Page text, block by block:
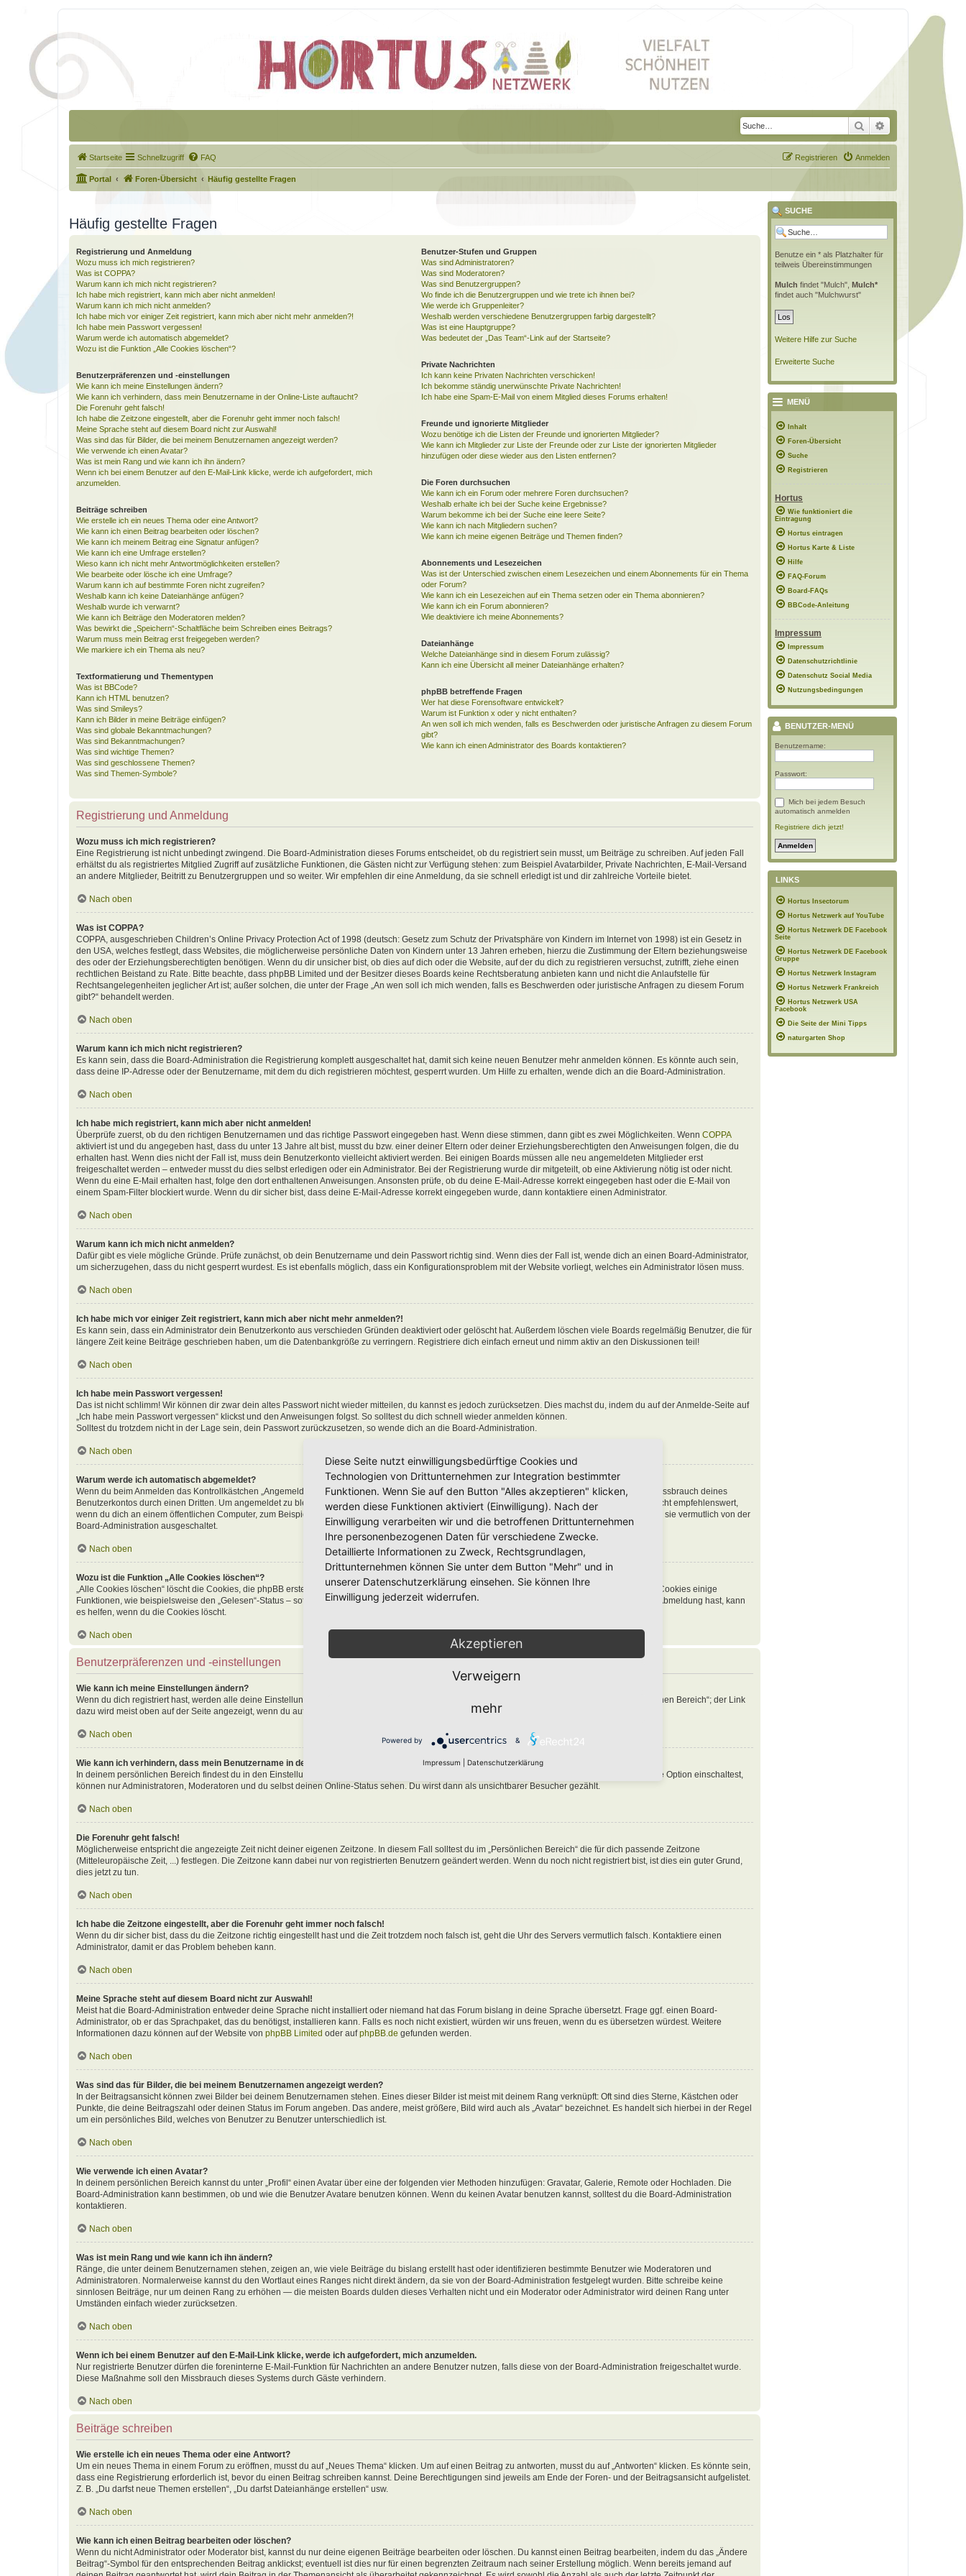
Suche Erweiterte Suche
Startseite Schnellzugriff FAQ Anmelden
Registrieren
Portal Foren-Übersicht Häufig gestellte Fragen
Häufig gestellte Fragen
Registrierung und Anmeldung
Wozu muss ich mich registrieren?
Was ist COPPA?
Warum kann ich mich nicht registrieren?
Ich habe mich registriert, kann mich aber nicht anmelden!
Warum kann ich mich nicht anmelden?
Ich habe mich vor einiger Zeit registriert, kann mich aber nicht mehr anmelden?!
Ich habe mein Passwort vergessen!
Warum werde ich automatisch abgemeldet?
Wozu ist die Funktion „Alle Cookies löschen“?
Benutzerpräferenzen und -einstellungen
Wie kann ich meine Einstellungen ändern?
Wie kann ich verhindern, dass mein Benutzername in der Online-Liste auftaucht?
Die Forenuhr geht falsch!
Ich habe die Zeitzone eingestellt, aber die Forenuhr geht immer noch falsch!
Meine Sprache steht auf diesem Board nicht zur Auswahl!
Was sind das für Bilder, die bei meinem Benutzernamen angezeigt werden?
Wie verwende ich einen Avatar?
Was ist mein Rang und wie kann ich ihn ändern?
Wenn ich bei einem Benutzer auf den E-Mail-Link klicke, werde ich aufgefordert, mich
anzumelden.
Beiträge schreiben
Wie erstelle ich ein neues Thema oder eine Antwort?
Wie kann ich einen Beitrag bearbeiten oder löschen?
Wie kann ich meinem Beitrag eine Signatur anfügen?
Wie kann ich eine Umfrage erstellen?
Wieso kann ich nicht mehr Antwortmöglichkeiten erstellen?
Wie bearbeite oder lösche ich eine Umfrage?
Warum kann ich auf bestimmte Foren nicht zugreifen?
Weshalb kann ich keine Dateianhänge anfügen?
Weshalb wurde ich verwarnt?
Wie kann ich Beiträge den Moderatoren melden?
Was bewirkt die „Speichern“-Schaltfläche beim Schreiben eines Beitrags?
Warum muss mein Beitrag erst freigegeben werden?
Wie markiere ich ein Thema als neu?
Textformatierung und Thementypen
Was ist BBCode?
Kann ich HTML benutzen?
Was sind Smileys?
Kann ich Bilder in meine Beiträge einfügen?
Was sind globale Bekanntmachungen?
Was sind Bekanntmachungen?
Was sind wichtige Themen?
Was sind geschlossene Themen?
Was sind Themen-Symbole?
Benutzer-Stufen und Gruppen
Was sind Administratoren?
Was sind Moderatoren?
Was sind Benutzergruppen?
Wo finde ich die Benutzergruppen und wie trete ich ihnen bei?
Wie werde ich Gruppenleiter?
Weshalb werden verschiedene Benutzergruppen farbig dargestellt?
Was ist eine Hauptgruppe?
Was bedeutet der „Das Team“-Link auf der Startseite?
Private Nachrichten
Ich kann keine Privaten Nachrichten verschicken!
Ich bekomme ständig unerwünschte Private Nachrichten!
Ich habe eine Spam-E-Mail von einem Mitglied dieses Forums erhalten!
Freunde und ignorierte Mitglieder
Wozu benötige ich die Listen der Freunde und ignorierten Mitglieder?
Wie kann ich Mitglieder zur Liste der Freunde oder zur Liste der ignorierten Mitglieder
hinzufügen oder diese wieder aus den Listen entfernen?
Die Foren durchsuchen
Wie kann ich ein Forum oder mehrere Foren durchsuchen?
Weshalb erhalte ich bei der Suche keine Ergebnisse?
Warum bekomme ich bei der Suche eine leere Seite?
Wie kann ich nach Mitgliedern suchen?
Wie kann ich meine eigenen Beiträge und Themen finden?
Abonnements und Lesezeichen
Was ist der Unterschied zwischen einem Lesezeichen und einem Abonnements für ein Thema
oder Forum?
Wie kann ich ein Lesezeichen auf ein Thema setzen oder ein Thema abonnieren?
Wie kann ich ein Forum abonnieren?
Wie deaktiviere ich meine Abonnements?
Dateianhänge
Welche Dateianhänge sind in diesem Forum zulässig?
Kann ich eine Übersicht all meiner Dateianhänge erhalten?
phpBB betreffende Fragen
Wer hat diese Forensoftware entwickelt?
Warum ist Funktion x oder y nicht enthalten?
An wen soll ich mich wenden, falls es Beschwerden oder juristische Anfragen zu diesem Forum
gibt?
Wie kann ich einen Administrator des Boards kontaktieren?
Registrierung und Anmeldung
Wozu muss ich mich registrieren?
Eine Registrierung ist nicht unbedingt zwingend. Die Board-Administration dieses Forums entscheidet, ob du registriert sein musst, um Beiträge zu schreiben. Auf jeden Fall
erhältst du als registriertes Mitglied Zugriff auf zusätzliche Funktionen, die Gästen nicht zur Verfügung stehen: zum Beispiel Avatarbilder, Private Nachrichten, E-Mail-Versand
an andere Mitglieder, Beitritt zu Benutzergruppen und so weiter. Wir empfehlen dir eine Anmeldung, da sie schnell erledigt ist und dir zahlreiche Vorteile bietet.
Nach oben
Was ist COPPA?
COPPA, ausgeschrieben Children’s Online Privacy Protection Act of 1998 (deutsch: Gesetz zum Schutz der Privatsphäre von Kindern im Internet von 1998) ist ein Gesetz in
den USA, welches festlegt, dass Websites, die möglicherweise persönliche Daten von Kindern unter 13 Jahren erheben, hierzu die Zustimmung der Eltern beziehungsweise
des oder der Erziehungsberechtigten benötigen. Wenn du dir unsicher bist, ob dies auf dich oder die Website, auf der du dich zu registrieren versuchst, zutrifft, ziehe einen
rechtlichen Beistand zu Rate. Bitte beachte, dass phpBB Limited und der Besitzer dieses Boards keine Rechtsberatung anbieten kann und nicht die Anlaufstelle für
Rechtsangelegenheiten jeglicher Art ist; außer solchen, die unter der Frage „An wen soll ich mich wenden, falls es Beschwerden oder juristische Anfragen zu diesem Forum
gibt?“ behandelt werden.
Nach oben
Warum kann ich mich nicht registrieren?
Es kann sein, dass die Board-Administration die Registrierung komplett ausgeschaltet hat, damit sich keine neuen Benutzer mehr anmelden können. Es könnte auch sein,
dass deine IP-Adresse oder der Benutzername, mit dem du dich registrieren möchtest, gesperrt wurden. Um Hilfe zu erhalten, wende dich an die Board-Administration.
Nach oben
Ich habe mich registriert, kann mich aber nicht anmelden!
Überprüfe zuerst, ob du den richtigen Benutzernamen und das richtige Passwort eingegeben hast. Wenn diese stimmen, dann gibt es zwei Möglichkeiten. Wenn COPPA
aktiviert ist und du angegeben hast, dass du unter 13 Jahre alt bist, musst du bzw. einer deiner Eltern oder deiner Erziehungsberechtigten den Anweisungen folgen, die du
erhalten hast. Wenn dies nicht der Fall ist, muss dein Benutzerkonto vielleicht aktiviert werden. Bei einigen Boards müssen alle neu angemeldeten Mitglieder erst
freigeschaltet werden – entweder musst du dies selbst erledigen oder ein Administrator. Bei der Registrierung wurde dir mitgeteilt, ob eine Aktivierung nötig ist oder nicht.
Wenn du eine E-Mail erhalten hast, folge den dort enthaltenen Anweisungen. Ansonsten prüfe, ob du deine E-Mail-Adresse korrekt eingegeben hast oder die E-Mail von
einem Spam-Filter blockiert wurde. Wenn du dir sicher bist, dass deine E-Mail-Adresse korrekt eingegeben wurde, dann kontaktiere einen Administrator.
Nach oben
Warum kann ich mich nicht anmelden?
Dafür gibt es viele mögliche Gründe. Prüfe zunächst, ob dein Benutzername und dein Passwort richtig sind. Wenn dies der Fall ist, wende dich an einen Board-Administrator,
um sicherzugehen, dass du nicht gesperrt wurdest. Es ist ebenfalls möglich, dass ein Konfigurationsproblem mit der Website vorliegt, welches ein Administrator lösen muss.
Nach oben
Ich habe mich vor einiger Zeit registriert, kann mich aber nicht mehr anmelden?!
Es kann sein, dass ein Administrator dein Benutzerkonto aus verschieden Gründen deaktiviert oder gelöscht hat. Außerdem löschen viele Boards regelmäßig Benutzer, die für
längere Zeit keine Beiträge geschrieben haben, um die Datenbankgröße zu verringern. Registriere dich einfach erneut und nimm aktiv an den Diskussionen teil!
Nach oben
Ich habe mein Passwort vergessen!
Das ist nicht schlimm! Wir können dir zwar dein altes Passwort nicht wieder mitteilen, du kannst es jedoch zurücksetzen. Dies machst du, indem du auf der Anmelde-Seite auf
„Ich habe mein Passwort vergessen“ klickst und den Anweisungen folgst. So solltest du dich schnell wieder anmelden können.
Solltest du trotzdem nicht in der Lage sein, dein Passwort zurückzusetzen, so wende dich an die Board-Administration.
Nach oben
Warum werde ich automatisch abgemeldet?
Wenn du beim Anmelden das Kontrollkästchen „Angemeldet bleiben“ nicht auswählst, wirst du nur für eine Sitzung angemeldet. Dies verhindert den Missbrauch deines
Benutzerkontos durch einen Dritten. Um angemeldet zu bleiben, kannst du das Kästchen „Angemeldet bleiben“ beim Anmelden auswählen. Dies ist nicht empfehlenswert,
wenn du dich an einem öffentlichen Computer, zum Beispiel in einem Internetcafé, befindest. Wenn diese Option nicht zur Verfügung steht, dann wurde sie vermutlich von der
Board-Administration ausgeschaltet.
Nach oben
Wozu ist die Funktion „Alle Cookies löschen“?
„Alle Cookies löschen“ löscht die Cookies, die phpBB erstellt hat und die dafür sorgen, dass du im Forum angemeldet bleibst. Außerdem ermöglichen Cookies einige
Funktionen, wie beispielsweise den „Gelesen“-Status – sofern sie von der Board-Administration aktiviert wurden. Wenn du Probleme bei der An- oder Abmeldung hast, kann
es helfen, wenn du die Cookies löscht.
Nach oben
Benutzerpräferenzen und -einstellungen
Wie kann ich meine Einstellungen ändern?
Wenn du dich registriert hast, werden alle deine Einstellungen in der Datenbank des Boards gespeichert. Um diese zu ändern, gehe in den „Persönlichen Bereich“; der Link
dazu wird meist oben auf der Seite angezeigt, wenn du auf deinen Benutzernamen klickst. Dort kannst du alle deine Einstellungen ändern.
Nach oben
Wie kann ich verhindern, dass mein Benutzername in der Online-Liste auftaucht?
In deinem persönlichen Bereich findest du in den Einstellungen eine Option „Meinen Online-Status während dieser Sitzung verbergen“. Wenn du diese Option einschaltest,
können nur Administratoren, Moderatoren und du selbst deinen Online-Status sehen. Du wirst dann als unsichtbarer Besucher gezählt.
Nach oben
Die Forenuhr geht falsch!
Möglicherweise entspricht die angezeigte Zeit nicht deiner eigenen Zeitzone. In diesem Fall solltest du im „Persönlichen Bereich“ die für dich passende Zeitzone
(Mitteleuropäische Zeit, ...) festlegen. Die Zeitzone kann dabei nur von registrierten Benutzern geändert werden. Wenn du noch nicht registriert bist, ist dies ein guter Grund,
dies jetzt zu tun.
Nach oben
Ich habe die Zeitzone eingestellt, aber die Forenuhr geht immer noch falsch!
Wenn du dir sicher bist, dass du die Zeitzone richtig eingestellt hast und die Zeit trotzdem noch falsch ist, geht die Uhr des Servers vermutlich falsch. Kontaktiere einen
Administrator, damit er das Problem beheben kann.
Nach oben
Meine Sprache steht auf diesem Board nicht zur Auswahl!
Meist hat die Board-Administration entweder deine Sprache nicht installiert oder niemand hat das Forum bislang in deine Sprache übersetzt. Frage ggf. einen Board-
Administrator, ob er das Sprachpaket, das du benötigst, installieren kann. Falls es noch nicht existiert, würden wir uns freuen, wenn du es übersetzen würdest. Weitere
Informationen dazu können auf der Website von phpBB Limited oder aufphpBB.de gefunden werden.
Nach oben
Was sind das für Bilder, die bei meinem Benutzernamen angezeigt werden?
In der Beitragsansicht können zwei Bilder bei deinem Benutzernamen stehen. Eines dieser Bilder ist meist mit deinem Rang verknüpft: Oft sind dies Sterne, Kästchen oder
Punkte, die deine Beitragszahl oder deinen Status im Forum angeben. Das andere, meist größere, Bild wird auch als „Avatar“ bezeichnet. Es handelt sich hierbei in der Regel
um ein persönliches Bild, welches von Benutzer zu Benutzer unterschiedlich ist.
Nach oben
Wie verwende ich einen Avatar?
In deinem persönlichen Bereich kannst du unter „Profil“ einen Avatar über eine der folgenden vier Methoden hinzufügen: Gravatar, Galerie, Remote oder Hochladen. Die
Board-Administration kann bestimmen, ob und wie die Benutzer Avatare benutzen können. Wenn du keinen Avatar benutzen kannst, solltest du die Board-Administration
kontaktieren.
Nach oben
Was ist mein Rang und wie kann ich ihn ändern?
Ränge, die unter deinem Benutzernamen stehen, zeigen an, wie viele Beiträge du bislang erstellt hast oder identifizieren bestimmte Benutzer wie Moderatoren und
Administratoren. Normalerweise kannst du den Wortlaut eines Ranges nicht direkt ändern, da sie von der Board-Administration festgelegt wurden. Bitte schreibe keine
sinnlosen Beiträge, nur um deinen Rang zu erhöhen — die meisten Boards dulden dieses Verhalten nicht und ein Moderator oder Administrator wird deinen Rang unter
Umständen einfach wieder zurücksetzen.
Nach oben
Wenn ich bei einem Benutzer auf den E-Mail-Link klicke, werde ich aufgefordert, mich anzumelden.
Nur registrierte Benutzer dürfen die foreninterne E-Mail-Funktion für Nachrichten an andere Benutzer nutzen, falls diese von der Board-Administration freigeschaltet wurde.
Diese Maßnahme soll den Missbrauch dieses Systems durch Gäste verhindern.
Nach oben
Beiträge schreiben
Wie erstelle ich ein neues Thema oder eine Antwort?
Um ein neues Thema in einem Forum zu eröffnen, musst du auf „Neues Thema“ klicken. Um auf einen Beitrag zu antworten, musst du auf „Antworten“ klicken. Es könnte sein,
dass eine Registrierung erforderlich ist, bevor du einen Beitrag schreiben kannst. Deine Berechtigungen sind jeweils am Ende der Foren- und der Beitragsansicht aufgelistet.
Z. B. „Du darfst neue Themen erstellen“, „Du darfst Dateianhänge erstellen“ usw.
Nach oben
Wie kann ich einen Beitrag bearbeiten oder löschen?
Wenn du nicht Administrator oder Moderator bist, kannst du nur deine eigenen Beiträge bearbeiten oder löschen. Du kannst einen Beitrag bearbeiten, indem du das „Ändere
Beitrag“-Symbol für den entsprechenden Beitrag anklickst; eventuell ist dies nur für einen begrenzten Zeitraum nach seiner Erstellung möglich. Wenn bereits jemand auf
SUCHE
Benutze ein * als Platzhalter für
teilweis Übereinstimmungen
Mulch findet "Mulch", Mulch*
findet auch "Mulchwurst"
Weitere Hilfe zur Suche
Erweiterte Suche
MENÜ
Inhalt
Foren-Übersicht
Suche
Registrieren
Hortus
Wie funktioniert die
Eintragung
Hortus eintragen
Hortus Karte & Liste
Hilfe
FAQ-Forum
Board-FAQs
BBCode-Anleitung
Impressum
Impressum
Datenschutzrichtlinie
Datenschutz Social Media
Nutzungsbedingungen
BENUTZER-MENÜ
Benutzername:
Passwort:
Mich bei jedem Besuch
automatisch anmelden
Registriere dich jetzt!
LINKS
Hortus Insectorum
Hortus Netzwerk auf YouTube
Hortus Netzwerk DE Facebook
Seite
Hortus Netzwerk DE Facebook
Gruppe
Hortus Netzwerk Instagram
Hortus Netzwerk Frankreich
Hortus Netzwerk USA
Facebook
Die Seite der Mini Tipps
naturgarten Shop
Diese Seite nutzt einwilligungsbedürftige Cookies und
Technologien von Drittunternehmen zur Integration bestimmter
Funktionen. Wenn Sie auf den Button "Alles akzeptieren" klicken,
werden diese Funktionen aktiviert (Einwilligung). Nach der
Einwilligung verarbeiten wir und die betroffenen Drittunternehmen
Ihre personenbezogenen Daten für verschiedene Zwecke.
Detaillierte Informationen zu Zweck, Rechtsgrundlagen,
Drittunternehmen können Sie unter dem Button "Mehr" und in
unserer Datenschutzerklärung einsehen. Sie können Ihre
Einwilligung jederzeit widerrufen.
Akzeptieren
Verweigern
mehr
Powered by &
Impressum Datenschutzerklärung